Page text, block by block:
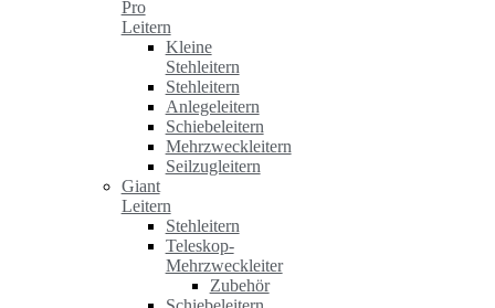
Pro
Leitern
Kleine
Stehleitern
Stehleitern
Anlegeleitern
Schiebeleitern
Mehrzweckleitern
Seilzugleitern
Giant
Leitern
Stehleitern
Teleskop-
Mehrzweckleiter
Zubehör